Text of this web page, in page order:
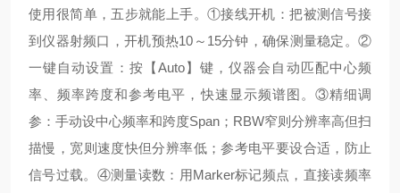
使用很简单，五步就能上手。①接线开机：把被测信号接
到仪器射频口，开机预热10～15分钟，确保测量稳定。②
一键自动设置：按【Auto】键，仪器会自动匹配中心频
率、频率跨度和参考电平，快速显示频谱图。③精细调
参：手动设中心频率和跨度Span；RBW窄则分辨率高但扫
描慢，宽则速度快但分辨率低；参考电平要设合适，防止
信号过载。④测量读数：用Marker标记频点，直接读频率